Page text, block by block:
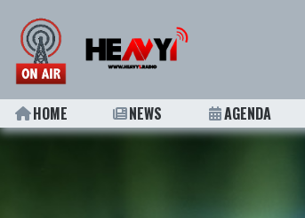
HOME NEWS AGENDA